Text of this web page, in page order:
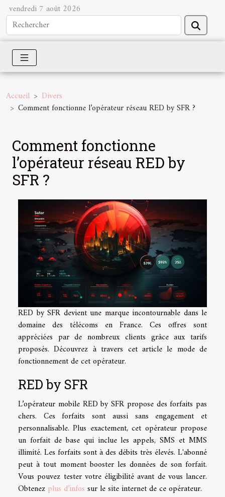
vendredi 7 août 2026
Accueil
Divers
Comment fonctionne l’opérateur réseau RED by SFR ?
Comment fonctionne
l’opérateur réseau RED by
SFR ?
RED by SFR devient une marque incontournable dans le
domaine des télécoms en France. Ces offres sont
appréciées par de nombreux clients grâce aux tarifs
proposés. Découvrez à travers cet article le mode de
fonctionnement de cet opérateur.
RED by SFR
L’opérateur mobile RED by SFR propose des forfaits pas
chers. Ces forfaits sont aussi sans engagement et
personnalisable. Plus exactement, cet opérateur propose
un forfait de base qui inclue les appels, SMS et MMS
illimité. Les forfaits sont à des débits très élevés. L'abonné
peut à tout moment booster les données de son forfait.
Vous pouvez tester votre éligibilité avant de vous lancer.
Obtenez plus d’infos sur le site internet de ce opérateur.